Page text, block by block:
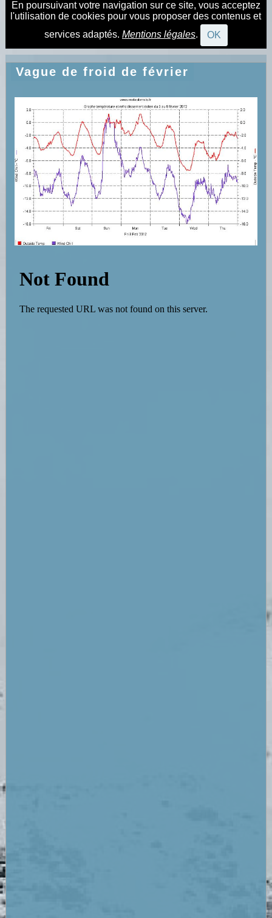
En poursuivant votre navigation sur ce site, vous acceptez
l'utilisation de cookies pour vous proposer des contenus et
services adaptés. Mentions légales. OK
Vague de froid de février